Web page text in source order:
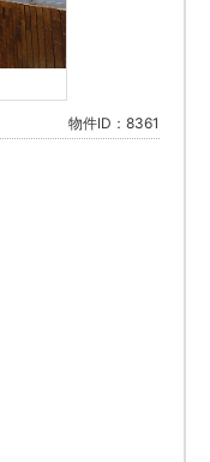
物件ID：8361